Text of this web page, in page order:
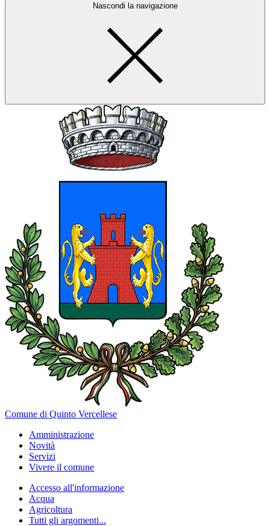
Nascondi la navigazione
Comune di Quinto Vercellese
Amministrazione
Novità
Servizi
Vivere il comune
Accesso all'informazione
Acqua
Agricoltura
Tutti gli argomenti...